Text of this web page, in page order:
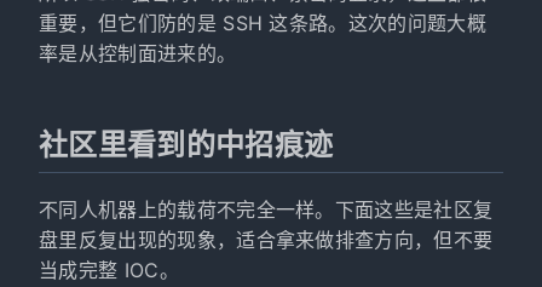
重要，但它们防的是 SSH 这条路。这次的问题大概
率是从控制面进来的。
社区里看到的中招痕迹
不同人机器上的载荷不完全一样。下面这些是社区复
盘里反复出现的现象，适合拿来做排查方向，但不要
当成完整 IOC。